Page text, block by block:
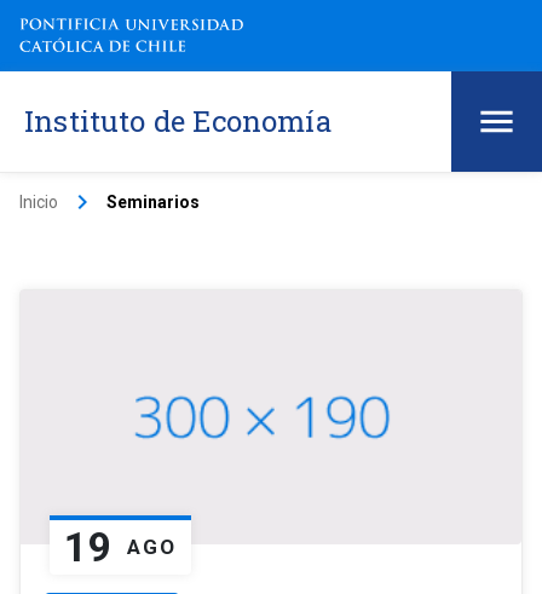
Instituto de Economía
Inicio keyboard_arrow_right Seminarios
19 AGO